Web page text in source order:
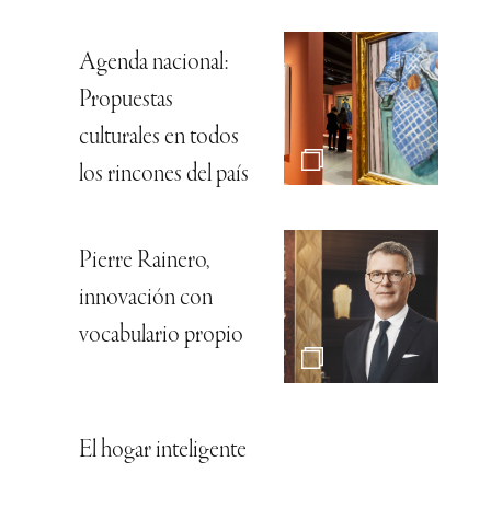
Agenda nacional:
Propuestas
culturales en todos
los rincones del país
Pierre Rainero,
innovación con
vocabulario propio
El hogar inteligente